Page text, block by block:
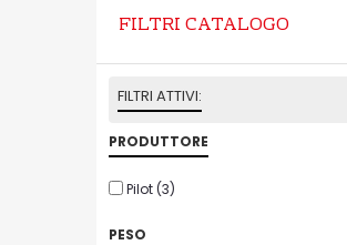
FILTRI CATALOGO
FILTRI ATTIVI:
PRODUTTORE
Pilot (3)
PESO